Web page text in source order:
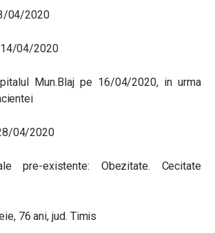
04/2020
14/04/2020
Mun.Blaj pe 16/04/2020, in urma
04/2020
pre-existente: Obezitate. Cecitate
76 ani, jud. Timis